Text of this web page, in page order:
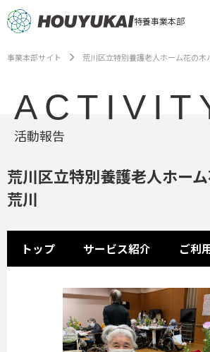
特養事業本部
事業本部サイト 荒川区立特別養護老人ホーム花の木
活動報告
荒川区立特別養護老人ホー
荒川
トップ サービス紹介 ご利